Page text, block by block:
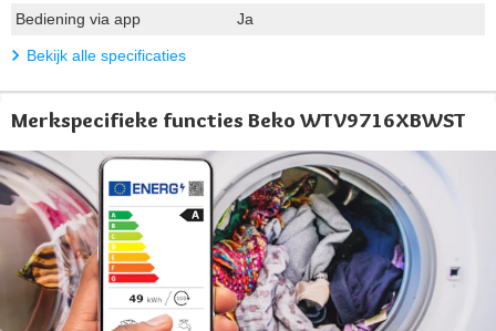
Bediening via app
Ja
Bekijk alle specificaties
Merkspecifieke functies Beko WTV9716XBWST